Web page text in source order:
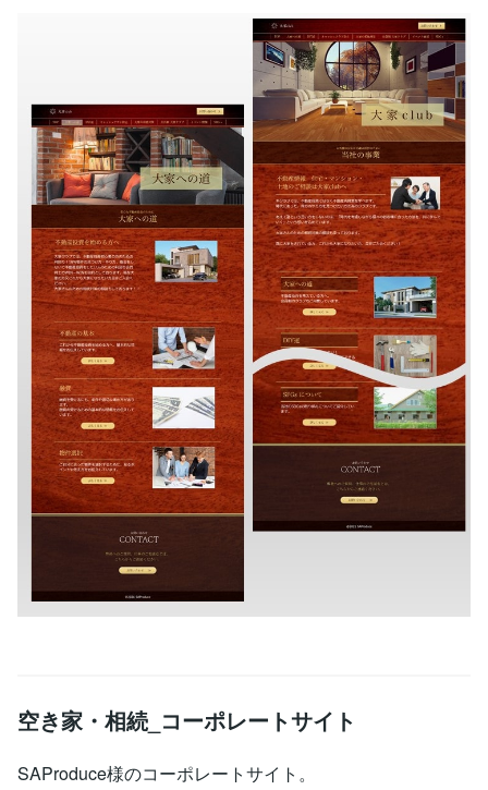
空き家・相続_コーポレートサイト
SAProduce様のコーポレートサイト。